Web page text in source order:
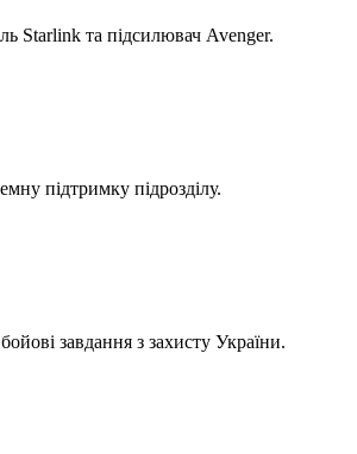
Starlink та підсилювач Avenger.
підтримку підрозділу.
завдання з захисту України.